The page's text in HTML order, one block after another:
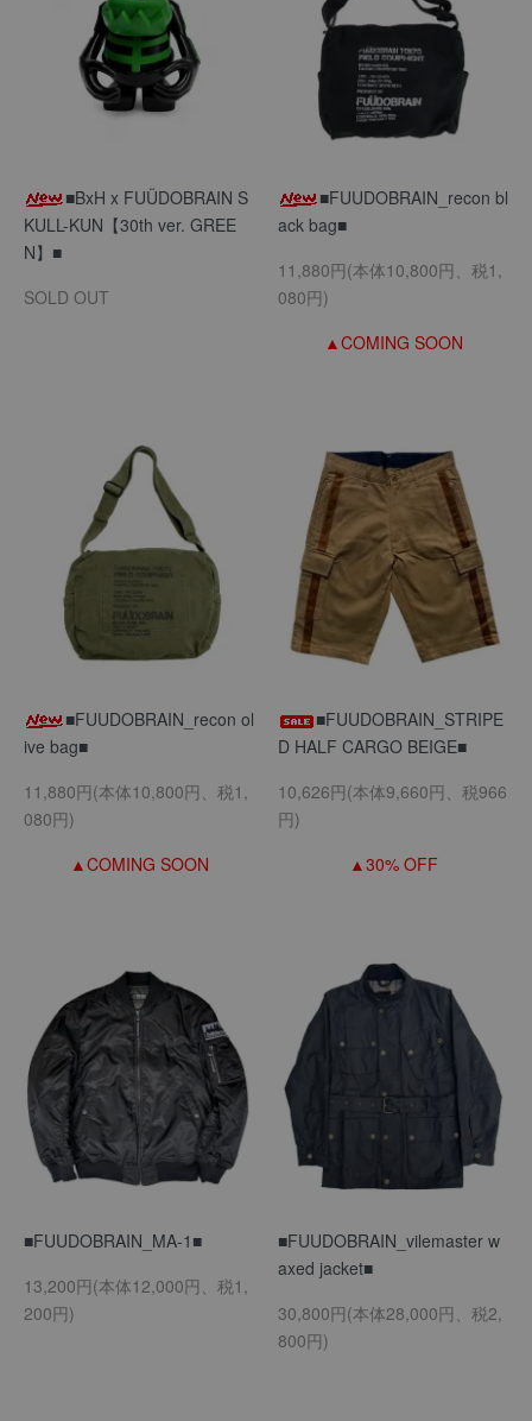
■BxH x FUÜDOBRAIN S
KULL-KUN【30th ver. GREE
N】■
SOLD OUT
■FUUDOBRAIN_recon bl
ack bag■
11,880円(本体10,800円、税1,
080円)
▲COMING SOON
■FUUDOBRAIN_recon ol
ive bag■
11,880円(本体10,800円、税1,
080円)
▲COMING SOON
■FUUDOBRAIN_STRIPE
D HALF CARGO BEIGE■
10,626円(本体9,660円、税966
円)
▲30% OFF
■FUUDOBRAIN_MA-1■
13,200円(本体12,000円、税1,
200円)
■FUUDOBRAIN_vilemaster w
axed jacket■
30,800円(本体28,000円、税2,
800円)